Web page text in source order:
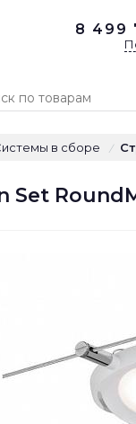
8 499
в сборе /
Set